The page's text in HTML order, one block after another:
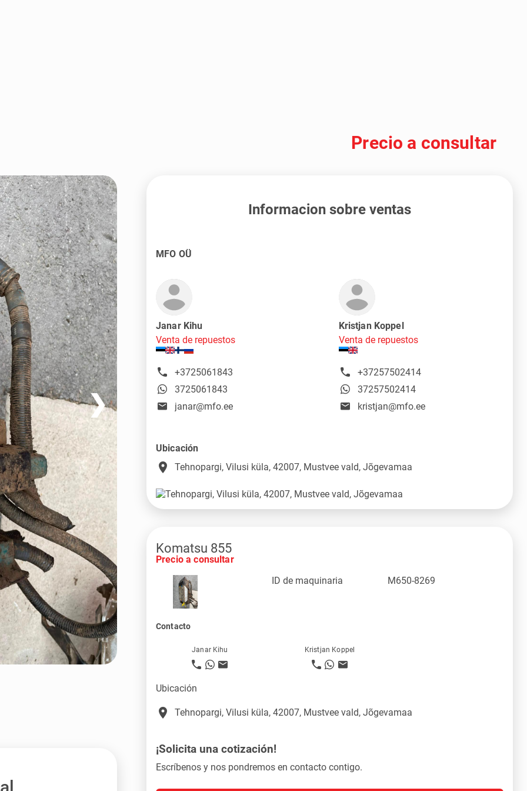
Precio a consultar
❯
Informacion sobre ventas
MFO OÜ
Janar Kihu
Venta de repuestos
+3725061843
3725061843
janar@mfo.ee
Kristjan Koppel
Venta de repuestos
+37257502414
37257502414
kristjan@mfo.ee
Ubicación
place Tehnopargi, Vilusi küla, 42007, Mustvee vald, Jõgevamaa
Komatsu 855
Precio a consultar
ID de maquinaria
M650-8269
Contacto
Janar Kihu Kristjan Koppel
Ubicación
place Tehnopargi, Vilusi küla, 42007, Mustvee vald, Jõgevamaa
¡Solicita una cotización!
Escríbenos y nos pondremos en contacto contigo.